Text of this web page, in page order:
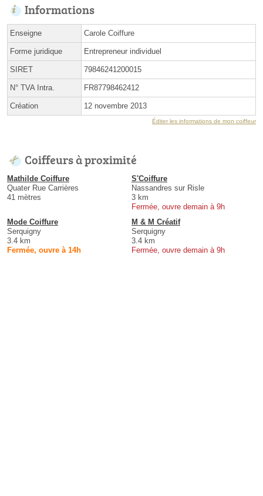
Informations
Enseigne Carole Coiffure
Forme juridique Entrepreneur individuel
SIRET 79846241200015
N° TVA Intra. FR87798462412
Création 12 novembre 2013
Éditer les informations de mon coiffeur
Coiffeurs à proximité
Mathilde Coiffure
Quater Rue Carrières
41 mètres
S'Coiffure
Nassandres sur Risle
3 km
Fermée, ouvre demain à 9h
Mode Coiffure
Serquigny
3.4 km
Fermée, ouvre à 14h
M & M Créatif
Serquigny
3.4 km
Fermée, ouvre demain à 9h